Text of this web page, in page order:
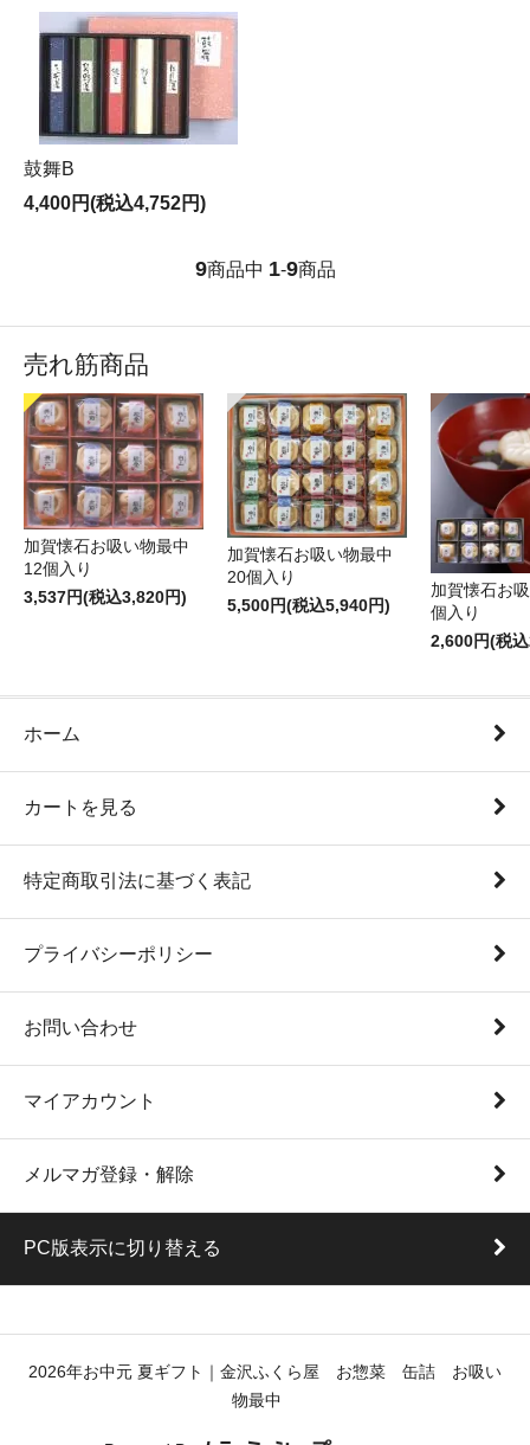
鼓舞B
4,400円(税込4,752円)
9商品中 1-9商品
売れ筋商品
加賀懐石お吸い物最中
12個入り
3,537円(税込3,820円)
加賀懐石お吸い物最中
20個入り
5,500円(税込5,940円)
加賀懐石お
個入り
2,600円(税
ホーム
カートを見る
特定商取引法に基づく表記
プライバシーポリシー
お問い合わせ
マイアカウント
メルマガ登録・解除
PC版表示に切り替える
2026年お中元 夏ギフト｜金沢ふくら屋 お惣菜 缶詰 お吸い
物最中